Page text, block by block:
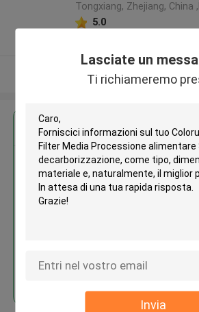
Lasciate un
Ti richiameremo
Invia
Tongxiang, Zhejiang, China
5.0
Osservi più
Ottieni il miglior
Colorul Plastic
Media
Continua